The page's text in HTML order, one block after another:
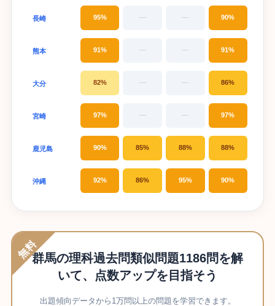
長崎 95% — — 90%
熊本 91% — — 91%
大分 82% — — 86%
宮崎 97% — — 97%
鹿児島 90% 85% 88% 88%
沖縄 92% 86% 95% 90%
無料群馬の理科過去問類似問題1186問を解
いて、点数アップを目指そう
出題傾向データから1万問以上の問題を学習できます。